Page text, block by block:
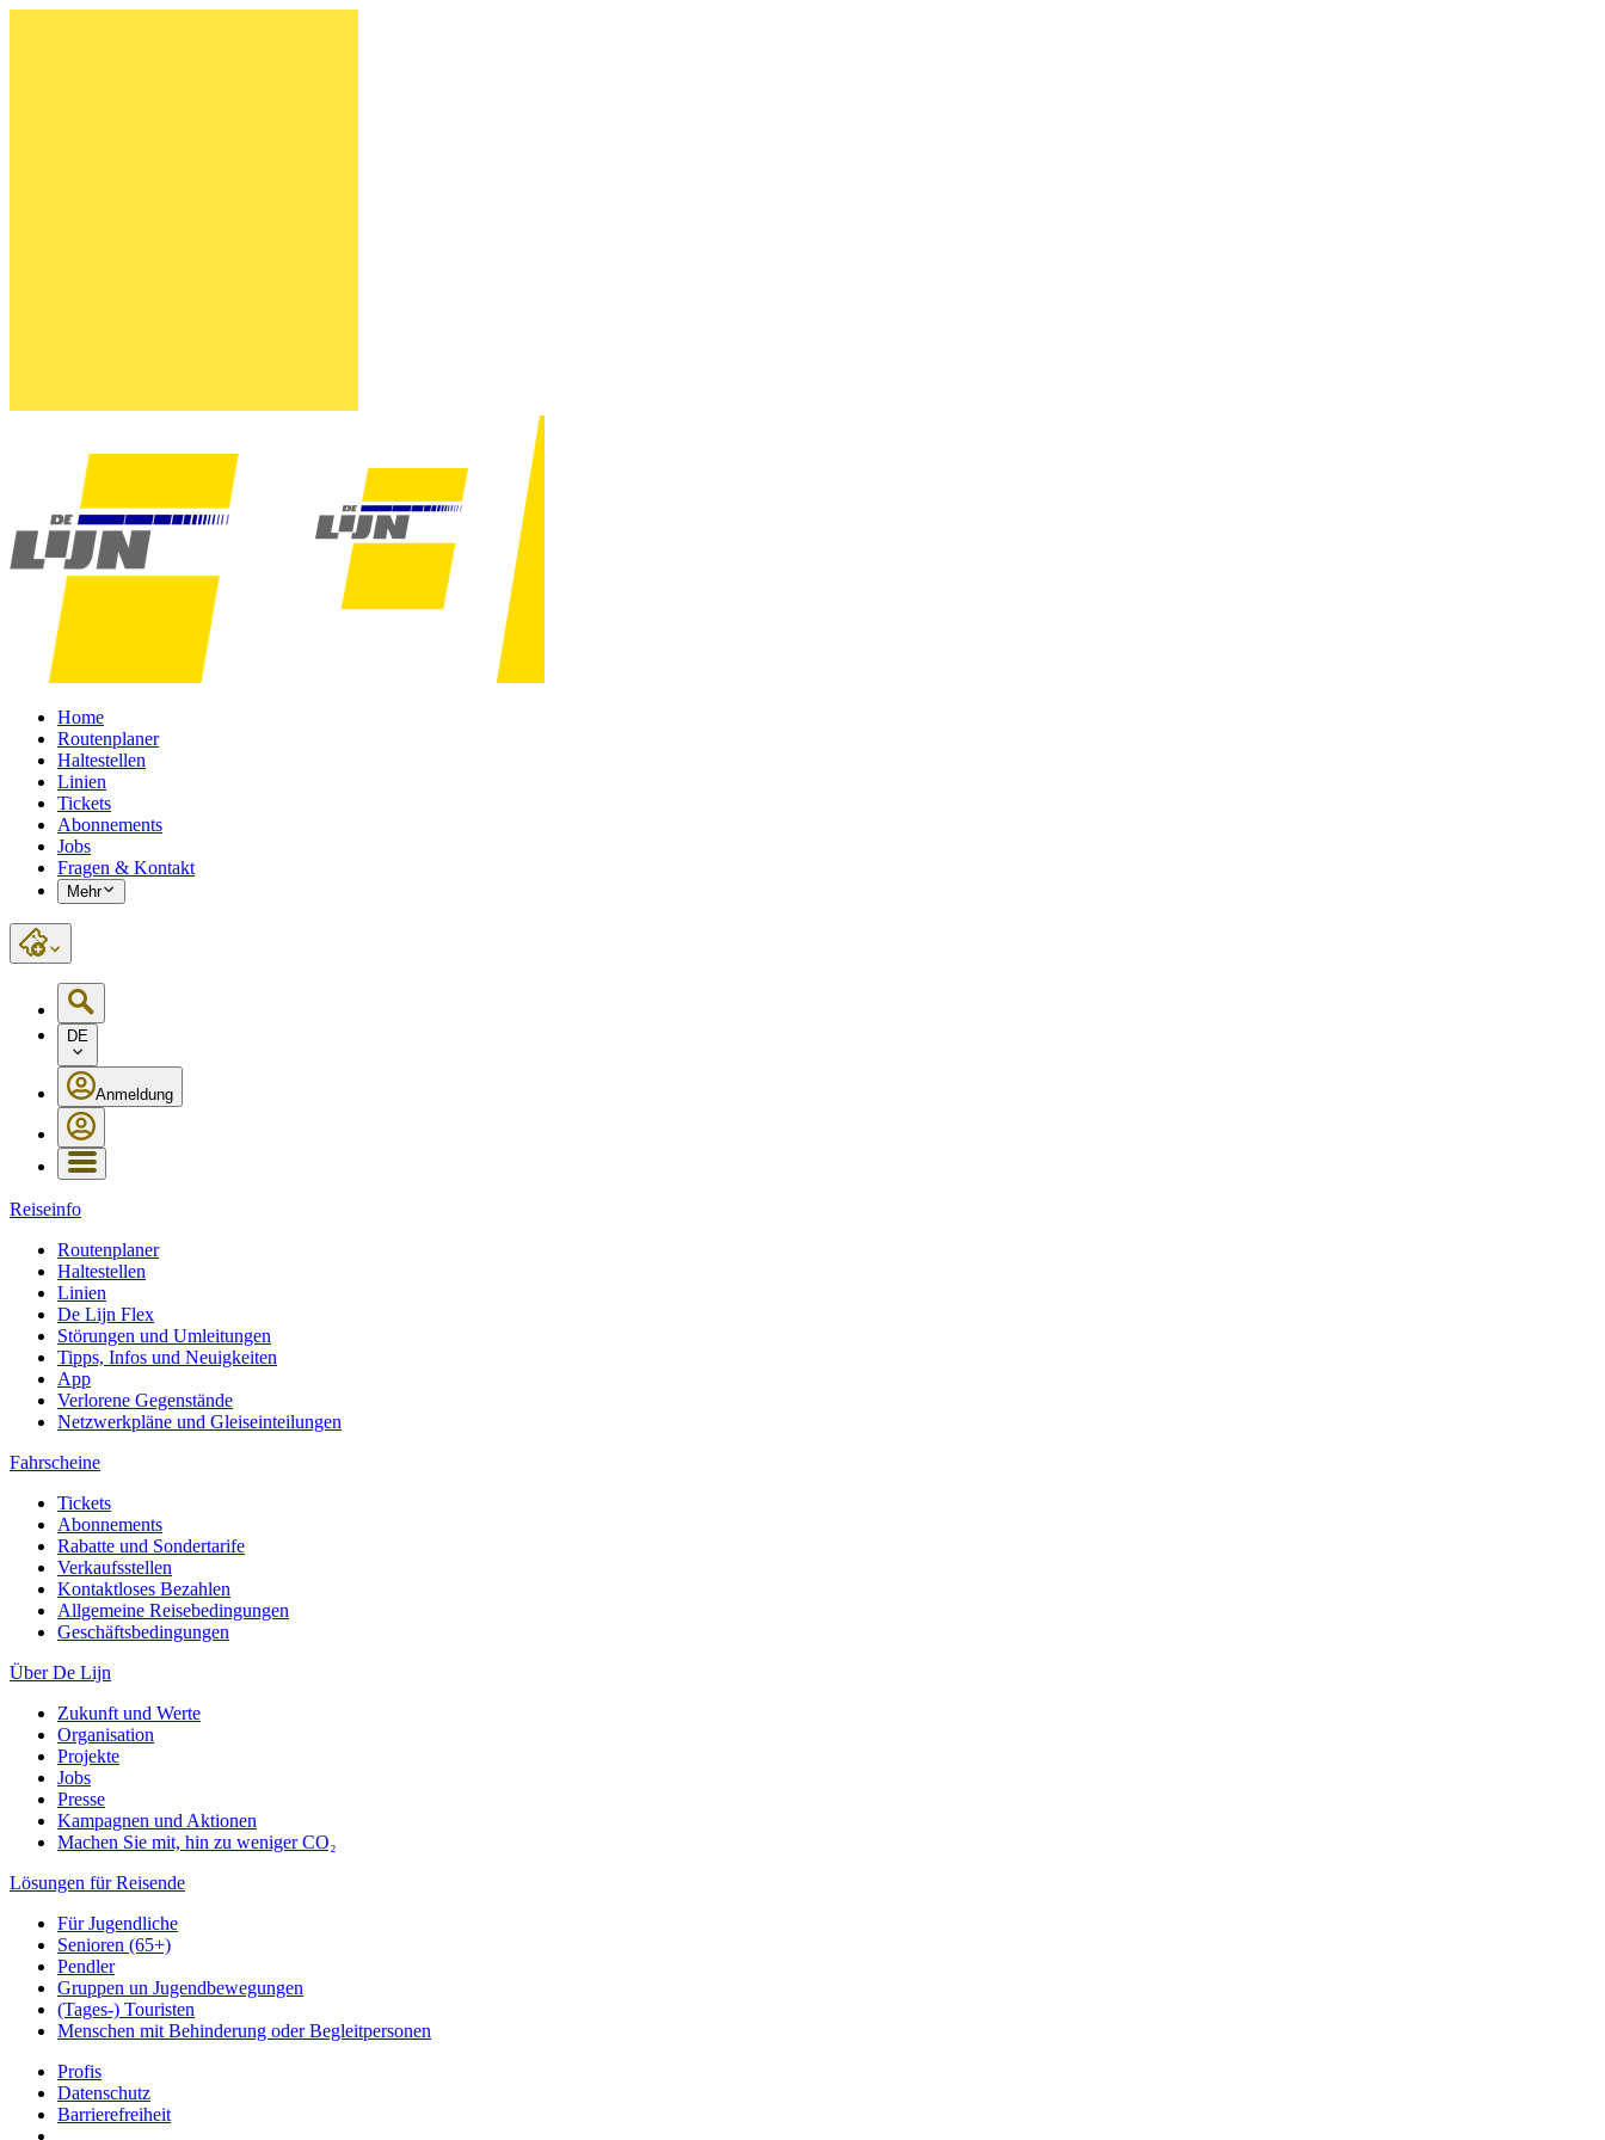
Home
Routenplaner
Haltestellen
Linien
Tickets
Abonnements
Jobs
Fragen & Kontakt
Mehr
DE
Anmeldung
Reiseinfo
Routenplaner
Haltestellen
Linien
De Lijn Flex
Störungen und Umleitungen
Tipps, Infos und Neuigkeiten
App
Verlorene Gegenstände
Netzwerkpläne und Gleiseinteilungen
Fahrscheine
Tickets
Abonnements
Rabatte und Sondertarife
Verkaufsstellen
Kontaktloses Bezahlen
Allgemeine Reisebedingungen
Geschäftsbedingungen
Über De Lijn
Zukunft und Werte
Organisation
Projekte
Jobs
Presse
Kampagnen und Aktionen
Machen Sie mit, hin zu weniger CO₂
Lösungen für Reisende
Für Jugendliche
Senioren (65+)
Pendler
Gruppen un Jugendbewegungen
(Tages-) Touristen
Menschen mit Behinderung oder Begleitpersonen
Profis
Datenschutz
Barrierefreiheit